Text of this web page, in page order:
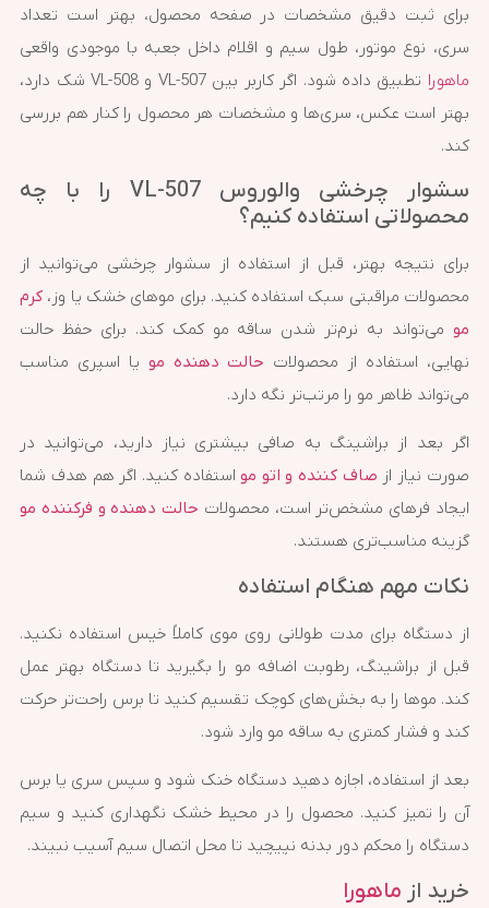
برای ثبت دقیق مشخصات در صفحه محصول، بهتر است تعداد
سری، نوع موتور، طول سیم و اقلام داخل جعبه با موجودی واقعی
ماهورا
تطبیق داده شود. اگر کاربر بین VL-507 و VL-508 شک دارد،
بهتر است عکس، سری‌ها و مشخصات هر محصول را کنار هم بررسی
کند.
سشوار چرخشی والوروس VL-507 را با چه
محصولاتی استفاده کنیم؟
برای نتیجه بهتر، قبل از استفاده از سشوار چرخشی می‌توانید از
محصولات مراقبتی سبک استفاده کنید. برای موهای خشک یا وز، کرم
مو می‌تواند به نرم‌تر شدن ساقه مو کمک کند. برای حفظ حالت
نهایی، استفاده از محصولات حالت دهنده مو یا اسپری مناسب
می‌تواند ظاهر مو را مرتب‌تر نگه دارد.
اگر بعد از براشینگ به صافی بیشتری نیاز دارید، می‌توانید در
صورت نیاز از صاف کننده و اتو مواستفاده کنید. اگر هم هدف شما
ایجاد فرهای مشخص‌تر است، محصولات حالت دهنده و فرکننده مو
گزینه مناسب‌تری هستند.
نکات مهم هنگام استفاده
از دستگاه برای مدت طولانی روی موی کاملاً خیس استفاده نکنید.
قبل از براشینگ، رطوبت اضافه مو را بگیرید تا دستگاه بهتر عمل
کند. موها را به بخش‌های کوچک تقسیم کنید تا برس راحت‌تر حرکت
کند و فشار کمتری به ساقه مو وارد شود.
بعد از استفاده، اجازه دهید دستگاه خنک شود و سپس سری یا برس
آن را تمیز کنید. محصول را در محیط خشک نگهداری کنید و سیم
دستگاه را محکم دور بدنه نپیچید تا محل اتصال سیم آسیب نبیند.
خرید از ماهورا